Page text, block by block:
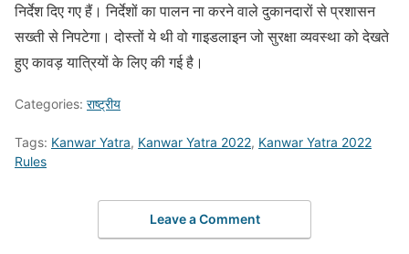
निर्देश दिए गए हैं। निर्देशों का पालन ना करने वाले दुकानदारों से प्रशासन
सख्ती से निपटेगा। दोस्तों ये थी वो गाइडलाइन जो सुरक्षा व्यवस्था को देखते
हुए कावड़ यात्रियों के लिए की गई है।
Categories: राष्ट्रीय
Tags: Kanwar Yatra, Kanwar Yatra 2022, Kanwar Yatra 2022
Rules
Leave a Comment